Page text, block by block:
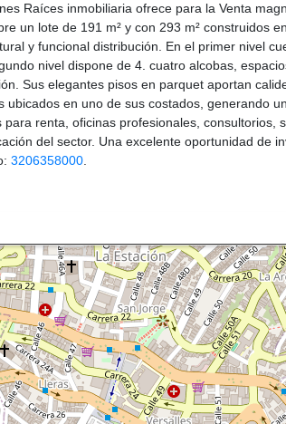
Raíces inmobiliaria ofrece para la Venta
un lote de 191 m² y con 293 m² construidos
y funcional distribución. En el primer nivel
nivel dispone de 4. cuatro alcobas,
Sus elegantes pisos en parquet aportan
ubicados en uno de sus costados, generando
para renta, oficinas profesionales,
del sector. Una excelente oportunidad de
3206358000